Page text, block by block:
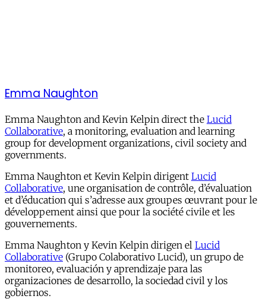
Emma Naughton
Emma Naughton and Kevin Kelpin direct the Lucid
Collaborative, a monitoring, evaluation and learning
group for development organizations, civil society and
governments.
Emma Naughton et Kevin Kelpin dirigent Lucid
Collaborative, une organisation de contrôle, d’évaluation
et d’éducation qui s’adresse aux groupes œuvrant pour le
développement ainsi que pour la société civile et les
gouvernements.
Emma Naughton y Kevin Kelpin dirigen el Lucid
Collaborative (Grupo Colaborativo Lucid), un grupo de
monitoreo, evaluación y aprendizaje para las
organizaciones de desarrollo, la sociedad civil y los
gobiernos.